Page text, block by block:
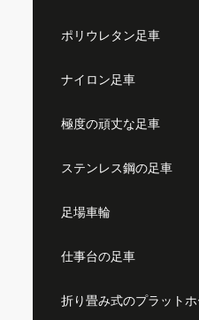
ポリウレタン足車
ナイロン足車
極度の頑丈な足車
ステンレス鋼の足車
足場車輪
仕事台の足車
折り畳み式のプラット